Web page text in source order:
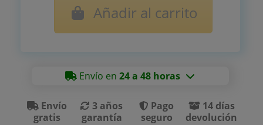
Añadir al carrito
Envío en24 a 48 horas
Envío
gratis
3 años
garantía
Pago
seguro
14 días
devolución